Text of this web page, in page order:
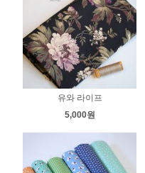
유와 라이프
5,000원